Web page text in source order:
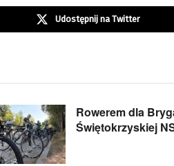
Udostępnij na Twitter
Rowerem dla
Świętokrzyskiej